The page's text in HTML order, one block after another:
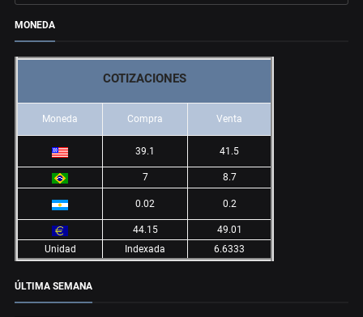
MONEDA
COTIZACIONES
Moneda Compra Venta
39.1 41.5
7 8.7
0.02 0.2
44.15
49.01
Unidad
Indexada 6.6333
ÚLTIMA SEMANA